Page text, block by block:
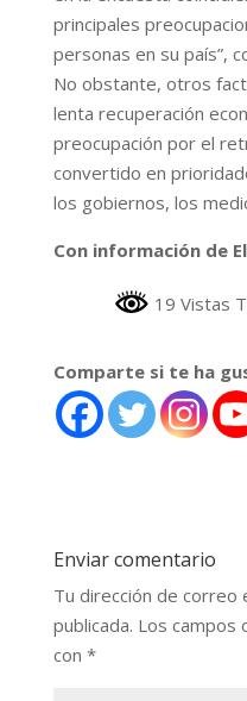
principales
personas en su país”,
No obstante, otros
lenta recuperación
preocupación por el
convertido en
los gobiernos, los
Con información de
19 Vistas
Comparte si te ha
Enviar comentario
Tu dirección de correo
publicada. Los campos
con *